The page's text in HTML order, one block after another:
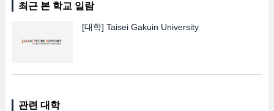
최근 본 학교 일람
[대학] Taisei Gakuin University
관련 대학